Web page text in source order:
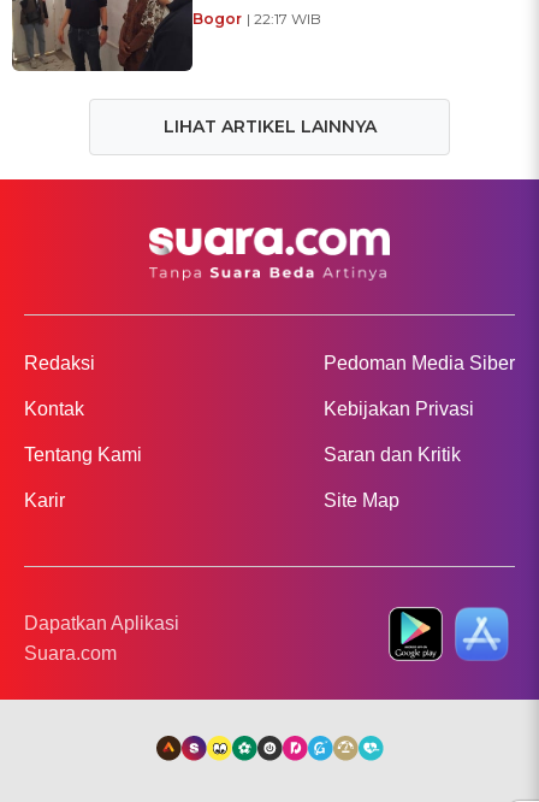
Bogor | 22:17 WIB
LIHAT ARTIKEL LAINNYA
Redaksi
Kontak
Tentang Kami
Karir
Pedoman Media Siber
Kebijakan Privasi
Saran dan Kritik
Site Map
Dapatkan Aplikasi
Suara.com